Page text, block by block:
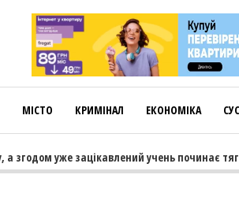
МІСТО КРИМІНАЛ ЕКОНОМІКА
уже зацікавлений учень починає